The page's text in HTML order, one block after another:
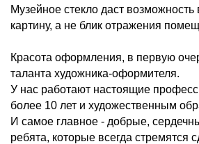
Музейное стекло даст возможность
картину, а не блик отражения
Красота оформления, в первую
таланта художника-оформителя.
У нас работают настоящие
более 10 лет и художественным
И самое главное - добрые,
ребята, которые всегда стремятся